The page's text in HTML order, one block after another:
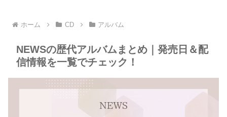
ホーム CD アルバム
NEWSの歴代アルバムまとめ｜発売日＆配
信情報を一覧でチェック！